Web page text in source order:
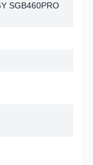
SGB460PRO